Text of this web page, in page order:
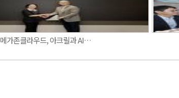
메가존클라우드, 아크릴과 AI…